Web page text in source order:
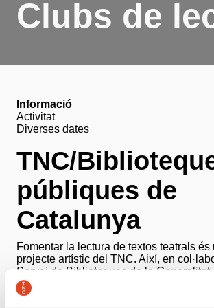
Clubs de
Informació
Activitat
Diverses dates
TNC/
públiques de
Catalunya
Fomentar la lectura de textos teatrals és
projecte artístic del TNC. Així, en
Servei de Biblioteques de la Generalitat
el TNC organitza la 7a edició de Llegir
exitós projecte de clubs de lectura